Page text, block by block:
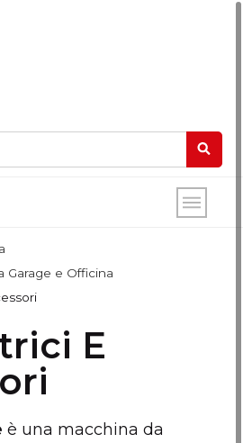
Garage e Officina
E
è una macchina da